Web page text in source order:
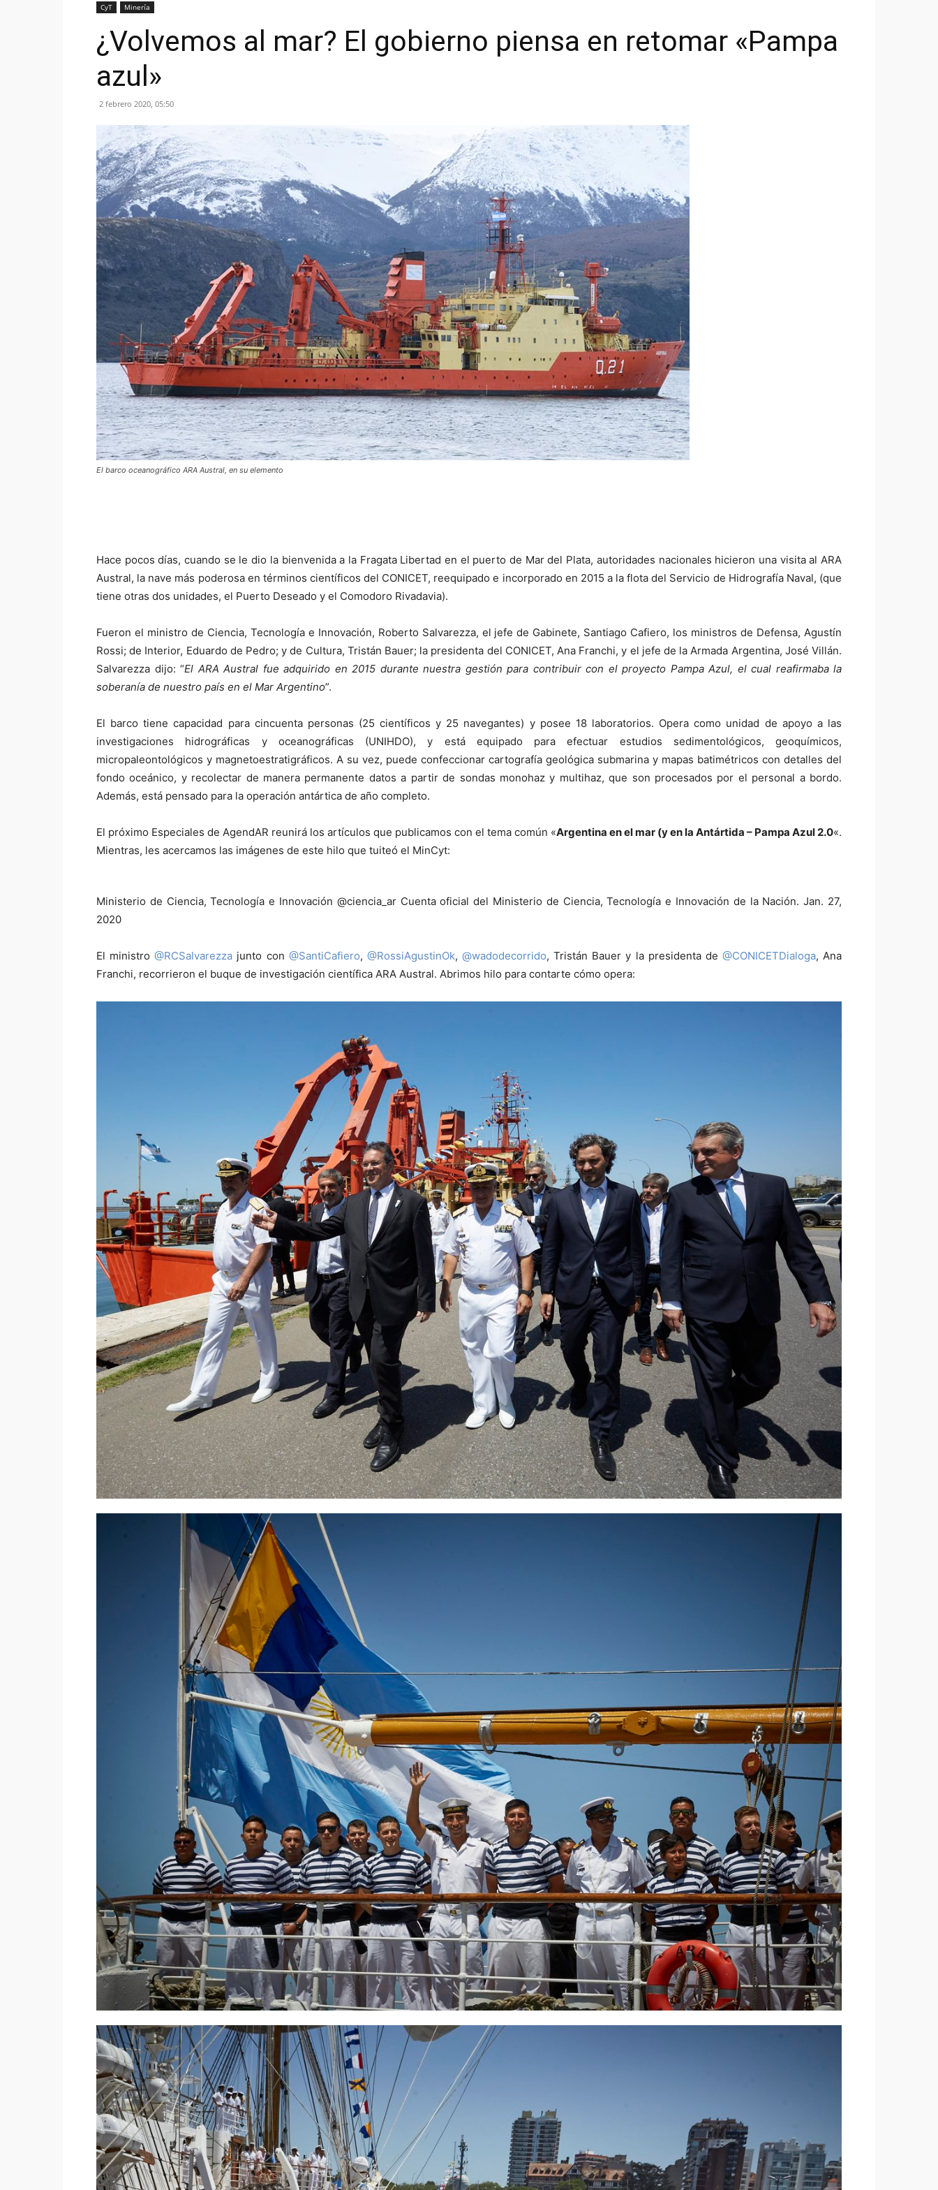
CyT Minería
¿Volvemos al mar? El gobierno piensa en retomar «Pampa
azul»
2 febrero 2020, 05:50
El barco oceanográfico ARA Austral, en su elemento
Hace pocos días, cuando se le dio la bienvenida a la Fragata Libertad en el puerto de Mar del Plata, autoridades nacionales hicieron una visita al ARA
Austral, la nave más poderosa en términos científicos del CONICET, reequipado e incorporado en 2015 a la flota del Servicio de Hidrografía Naval, (que
tiene otras dos unidades, el Puerto Deseado y el Comodoro Rivadavia).
Fueron el ministro de Ciencia, Tecnología e Innovación, Roberto Salvarezza, el jefe de Gabinete, Santiago Cafiero, los ministros de Defensa, Agustín
Rossi; de Interior, Eduardo de Pedro; y de Cultura, Tristán Bauer; la presidenta del CONICET, Ana Franchi, y el jefe de la Armada Argentina, José Villán.
Salvarezza dijo: “El ARA Austral fue adquirido en 2015 durante nuestra gestión para contribuir con el proyecto Pampa Azul, el cual reafirmaba la
soberanía de nuestro país en el Mar Argentino”.
El barco tiene capacidad para cincuenta personas (25 científicos y 25 navegantes) y posee 18 laboratorios. Opera como unidad de apoyo a las
investigaciones hidrográficas y oceanográficas (UNIHDO), y está equipado para efectuar estudios sedimentológicos, geoquímicos,
micropaleontológicos y magnetoestratigráficos. A su vez, puede confeccionar cartografía geológica submarina y mapas batimétricos con detalles del
fondo oceánico, y recolectar de manera permanente datos a partir de sondas monohaz y multihaz, que son procesados por el personal a bordo.
Además, está pensado para la operación antártica de año completo.
El próximo Especiales de AgendAR reunirá los artículos que publicamos con el tema común «Argentina en el mar (y en la Antártida – Pampa Azul 2.0«.
Mientras, les acercamos las imágenes de este hilo que tuiteó el MinCyt:
Ministerio de Ciencia, Tecnología e Innovación @ciencia_ar Cuenta oficial del Ministerio de Ciencia, Tecnología e Innovación de la Nación. Jan. 27,
2020
El ministro@RCSalvarezza junto con @SantiCafiero, @RossiAgustinOk, @wadodecorrido, Tristán Bauer y la presidenta de @CONICETDialoga, Ana
Franchi, recorrieron el buque de investigación científica ARA Austral. Abrimos hilo para contarte cómo opera: